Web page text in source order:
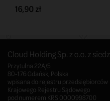
16,90 zł
Cloud Holding Sp. z o.o. z
Przytulna 22A/5
80-176 Gdańsk, Polska
wpisana do rejestru przedsiębiorców
Krajowego Rejestru Sądowego
pod numerem KRS 0000998700